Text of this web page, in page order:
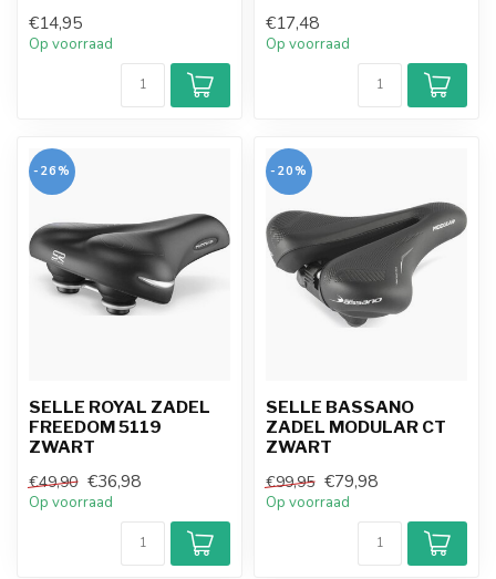
€14,95
Op voorraad
€17,48
Op voorraad
-26%
SELLE ROYAL ZADEL
FREEDOM 5119
ZWART
€49,90 €36,98
Op voorraad
-20%
SELLE BASSANO
ZADEL MODULAR CT
ZWART
€99,95 €79,98
Op voorraad